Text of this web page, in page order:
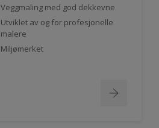
Veggmaling med god dekkevne
Utviklet av og for profesjonelle
malere
Miljømerket